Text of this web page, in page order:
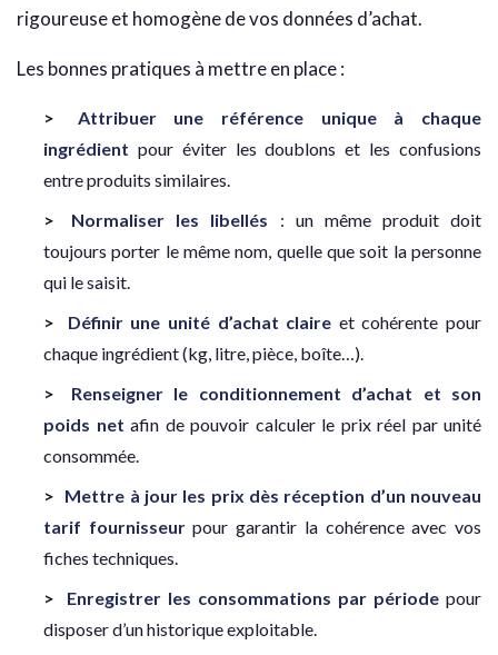
rigoureuse et homogène de vos données d’achat.
Les bonnes pratiques à mettre en place :
Attribuer une référence unique à chaque
ingrédient pour éviter les doublons et les confusions
entre produits similaires.
Normaliser les libellés : un même produit doit
toujours porter le même nom, quelle que soit la personne
qui le saisit.
Définir une unité d’achat claire et cohérente pour
chaque ingrédient (kg, litre, pièce, boîte…).
Renseigner le conditionnement d’achat et son
poids net afin de pouvoir calculer le prix réel par unité
consommée.
Mettre à jour les prix dès réception d’un nouveau
tarif fournisseurpour garantir la cohérence avec vos
fiches techniques.
Enregistrer les consommations par période pour
disposer d’un historique exploitable.